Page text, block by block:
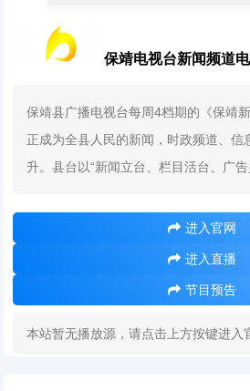
保靖电视台新闻频道
保靖县广播电视台每周4档期的《保靖
正成为全县人民的新闻，时政频道、信
升。县台以“新闻立台、栏目活台、广告
进入官网
进入直播
节目预告
本站暂无播放源，请点击上方按键进入